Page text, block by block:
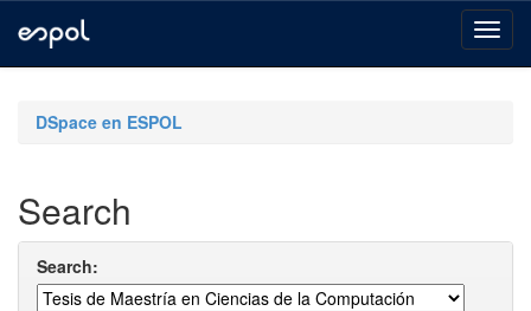
navigationDSpace en ESPOL
Search
Search: